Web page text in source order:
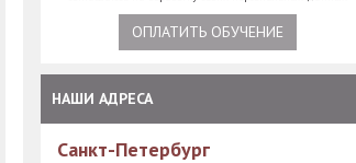
ОПЛАТИТЬ ОБУЧЕНИЕ
НАШИ АДРЕСА
Санкт-Петербург